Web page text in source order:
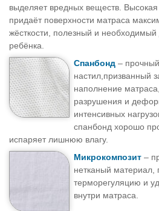
выделяет вредных веществ. Высокая
придаёт поверхности матраса
жёсткости, полезный и
ребёнка.
Спанбонд –
настил,призванный
наполнение
разрушения и
интенсивных
спанбонд хорошо
испаряет лишнюю влагу.
Микрокомпозит –
нетканый
терморегуляцию и
внутри матраса.